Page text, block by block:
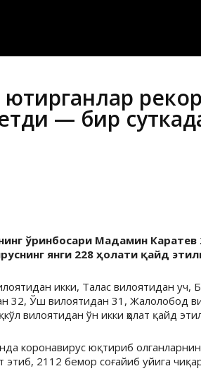
— бир
ўринбосари Мадамин
янги 228 ҳолати қайд
икки, Талас вилоятидан уч,
32, Ўш вилоятидан 31, Жалолобод
вилоятидан ўн икки ҳолат қайд
коронавирус юқтириб
2112 бемор соғайиб уйига